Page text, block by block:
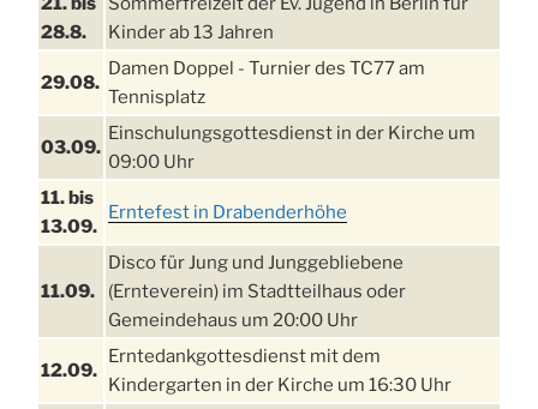
28.8.
Kinder ab 13 Jahren
29.08.
Damen Doppel - Turnier des TC77 am
Tennisplatz
03.09.
Einschulungsgottesdienst in der Kirche um
09:00 Uhr
11. bis
13.09.
Erntefest in Drabenderhöhe
11.09.
Disco für Jung und Junggebliebene
(Ernteverein) im Stadtteilhaus oder
Gemeindehaus um 20:00 Uhr
12.09.
Erntedankgottesdienst mit dem
Kindergarten in der Kirche um 16:30 Uhr